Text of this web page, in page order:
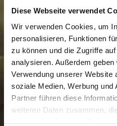
Diese Webseite verwendet
Wir verwenden Cookies, um
personalisieren, Funktionen
zu können und die Zugriffe
analysieren. Außerdem
Verwendung unserer Website
soziale Medien, Werbung und
Partner führen diese
weiteren Daten zusammen,